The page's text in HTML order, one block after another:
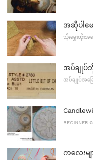
အဆိုပါမ
သိုးမွှေးထိုးအခ
အပ်ချုပ်
အပ်ချုပ်အခြ
BEGINNER
ကလေးမ